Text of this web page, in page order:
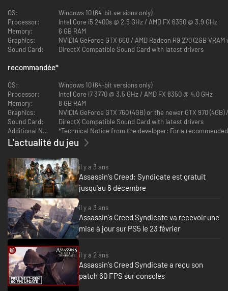
EXPLOREZ LE MONDE FRÉNÉTIQUE DU LONDRES
INDUSTRIEL
Du palais de Buckingham à Big Ben, croisez le fer et triomphez aux quatre
coins du gigantesque monde ouvert du Londres victorien. Pour localiser
des ennemis ou vous échapper après un raid audacieux, exécutez des
de fiacres pour vous lancer dans des courses-poursuites haletantes ou
semez la mort et la destruction à bord de bateaux à vapeur le long de la
Tamise.
OS:
Windows 10 (64-bit versions only)
Processor:
Intel Core i5 2400s @ 2.5 GHz / AMD FX 6350 @ 3.9 GHz
Memory:
6 GB RAM
Graphics:
NVIDIA GeForce GTX 660 / AMD Radeon R9 270 (2GB
Sound Card:
DirectX Compatible Sound Card with latest drivers
recommandée*
OS:
Windows 10 (64-bit versions only)
Processor:
Intel Core i7 3770 @ 3.5 GHz / AMD FX 8350 @ 4.0 GHz
Memory:
8 GB RAM
Graphics:
NVIDIA GeForce GTX 760 (4GB) or the newer GTX 970
Sound Card:
DirectX Compatible Sound Card with latest drivers
Additional Notes:
*Technical Notice from the developer: For a
L'actualité du jeu
il y a 3 ans
Assassin's Creed: Syndicate est gratuit
jusqu'au 6 décembre
il y a 3 ans
Assassin's Creed Syndicate va recevoir une
mise à jour sur PS5 le 23 février
il y a 2 ans
Assassin's Creed Syndicate a reçu son
patch 60 FPS sur consoles